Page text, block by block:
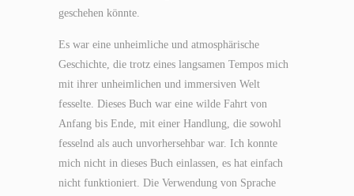
geschehen könnte.
Es war eine unheimliche und atmosphärische
Geschichte, die trotz eines langsamen Tempos mich
mit ihrer unheimlichen und immersiven Welt
fesselte. Dieses Buch war eine wilde Fahrt von
Anfang bis Ende, mit einer Handlung, die sowohl
fesselnd als auch unvorhersehbar war. Ich konnte
mich nicht in dieses Buch einlassen, es hat einfach
nicht funktioniert. Die Verwendung von Sprache